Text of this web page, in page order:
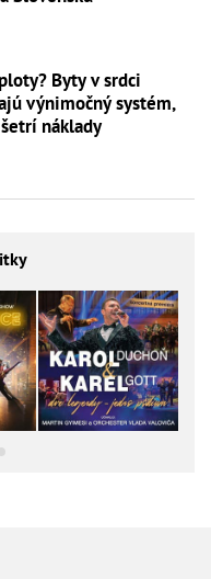
Byty v srdci
výnimočný systém,
náklady